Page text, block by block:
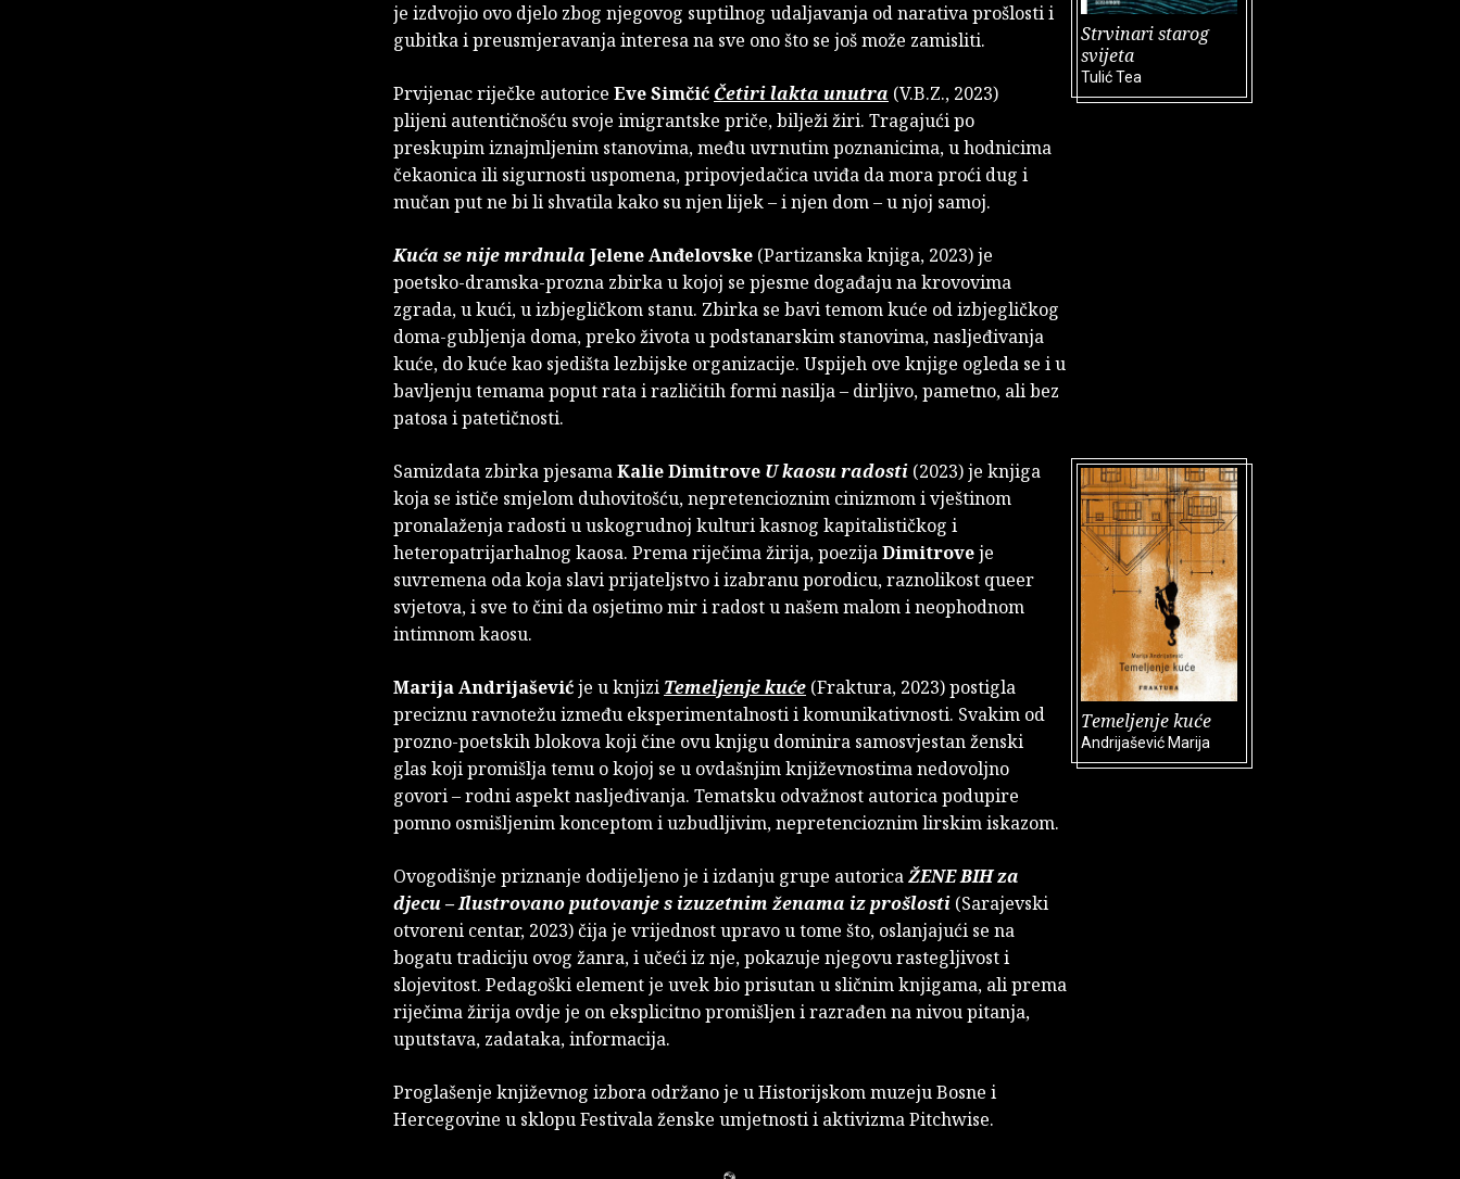
Strvinari starog
svijeta
Tulić Tea
je izdvojio ovo djelo zbog njegovog suptilnog udaljavanja od narativa prošlosti i
gubitka i preusmjeravanja interesa na sve ono što se još može zamisliti.
Prvijenac riječke autorice Eve Simčić Četiri lakta unutra (V.B.Z., 2023)
plijeni autentičnošću svoje imigrantske priče, bilježi žiri. Tragajući po
preskupim iznajmljenim stanovima, među uvrnutim poznanicima, u hodnicima
čekaonica ili sigurnosti uspomena, pripovjedačica uviđa da mora proći dug i
mučan put ne bi li shvatila kako su njen lijek – i njen dom – u njoj samoj.
Kuća se nije mrdnula Jelene Anđelovske (Partizanska knjiga, 2023) je
poetsko-dramska-prozna zbirka u kojoj se pjesme događaju na krovovima
zgrada, u kući, u izbjegličkom stanu. Zbirka se bavi temom kuće od izbjegličkog
doma-gubljenja doma, preko života u podstanarskim stanovima, nasljeđivanja
kuće, do kuće kao sjedišta lezbijske organizacije. Uspijeh ove knjige ogleda se i u
bavljenju temama poput rata i različitih formi nasilja – dirljivo, pametno, ali bez
patosa i patetičnosti.
Temeljenje kuće
Andrijašević Marija
Samizdata zbirka pjesamaKalie Dimitrove U kaosu radosti (2023) je knjiga
koja se ističe smjelom duhovitošću, nepretencioznim cinizmom i vještinom
pronalaženja radosti u uskogrudnoj kulturi kasnog kapitalističkog i
heteropatrijarhalnog kaosa. Prema riječima žirija, poezijaDimitroveje
suvremena oda koja slavi prijateljstvo i izabranu porodicu, raznolikost queer
svjetova, i sve to čini da osjetimo mir i radost u našem malom i neophodnom
intimnom kaosu.
Marija Andrijaševićje u knjizi Temeljenje kuće (Fraktura, 2023) postigla
preciznu ravnotežu između eksperimentalnosti i komunikativnosti. Svakim od
prozno-poetskih blokova koji čine ovu knjigu dominira samosvjestan ženski
glas koji promišlja temu o kojoj se u ovdašnjim književnostima nedovoljno
govori – rodni aspekt nasljeđivanja. Tematsku odvažnost autorica podupire
pomno osmišljenim konceptom i uzbudljivim, nepretencioznim lirskim iskazom.
Ovogodišnje priznanje dodijeljeno je i izdanju grupe autoricaŽENE BIH za
djecu – Ilustrovano putovanje s izuzetnim ženama iz prošlosti (Sarajevski
otvoreni centar, 2023) čija je vrijednost upravo u tome što, oslanjajući se na
bogatu tradiciju ovog žanra, i učeći iz nje, pokazuje njegovu rastegljivost i
slojevitost. Pedagoški element je uvek bio prisutan u sličnim knjigama, ali prema
riječima žirija ovdje je on eksplicitno promišljen i razrađen na nivou pitanja,
uputstava, zadataka, informacija.
Proglašenje književnog izbora održano je u Historijskom muzeju Bosne i
Hercegovine u sklopu Festivala ženske umjetnosti i aktivizma Pitchwise.